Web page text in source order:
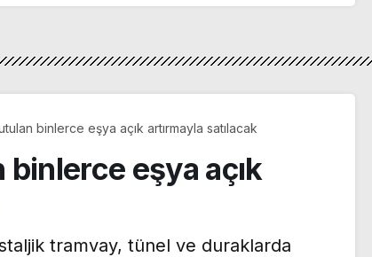
binlerce eşya açık artırmayla satılacak
eşya açık
tramvay, tünel ve duraklarda